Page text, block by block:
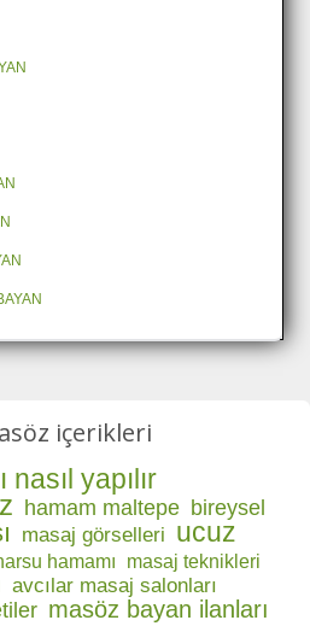
içerikleri
yapılır
hamam maltepe bireysel
masaj görselleri ucuz
hamamı
masaj teknikleri
avcılar masaj salonları
masöz bayan ilanları